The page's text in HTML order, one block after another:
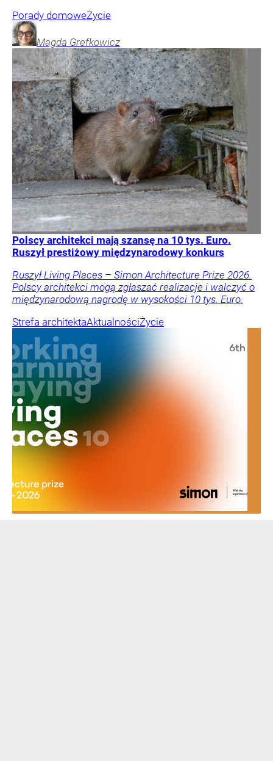
Porady domoweŻycie
Magda Grefkowicz
Polscy architekci mają szansę na 10 tys. Euro.
Ruszył prestiżowy międzynarodowy konkurs
Ruszył Living Places – Simon Architecture Prize 2026.
Polscy architekci mogą zgłaszać realizacje i walczyć o
międzynarodową nagrodę w wysokości 10 tys. Euro.
Strefa architektaAktualnościŻycie